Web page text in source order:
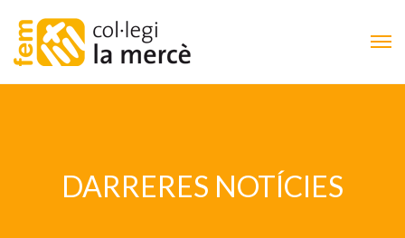
DARRERES NOTÍCIES